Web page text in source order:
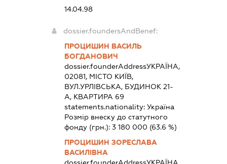
14.04.98
dossier.foundersAndBenef:
ПРОЦИШИН ВАСИЛЬ
БОГДАНОВИЧ
dossier.founderAddressУКРАЇНА,
02081, МІСТО КИЇВ,
ВУЛ.УРЛІВСЬКА, БУДИНОК 21-
А, КВАРТИРА 69
statements.nationality: Україна
Розмір внеску до статутного
фонду (грн.): 3 180 000 (63.6 %)
ПРОЦИШИН ЗОРЕСЛАВА
ВАСИЛІВНА
dossier.founderAddressУКРАЇНА,